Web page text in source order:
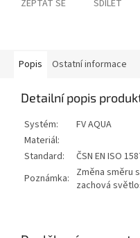
ZEPTAT SE SDÍLET
Popis Ostatní informace
Detailní popis
Systém:
FV AQUA
Materiál:
Standard:
ČSN EN ISO
Poznámka: Změna směru
zachová